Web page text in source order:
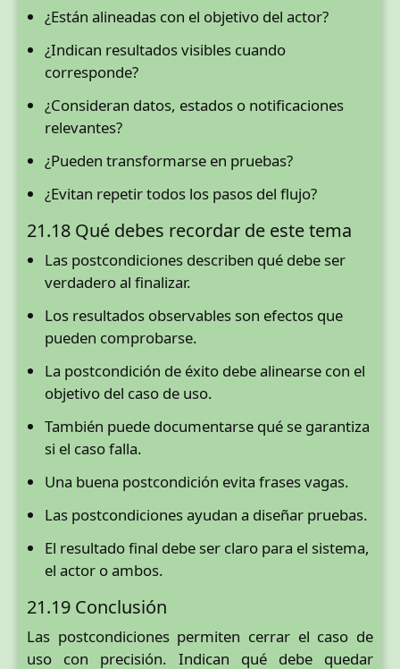
¿Están alineadas con el objetivo del actor?
¿Indican resultados visibles cuando
corresponde?
¿Consideran datos, estados o notificaciones
relevantes?
¿Pueden transformarse en pruebas?
¿Evitan repetir todos los pasos del flujo?
21.18 Qué debes recordar de este tema
Las postcondiciones describen qué debe ser
verdadero al finalizar.
Los resultados observables son efectos que
pueden comprobarse.
La postcondición de éxito debe alinearse con el
objetivo del caso de uso.
También puede documentarse qué se garantiza
si el caso falla.
Una buena postcondición evita frases vagas.
Las postcondiciones ayudan a diseñar pruebas.
El resultado final debe ser claro para el sistema,
el actor o ambos.
21.19 Conclusión
Las postcondiciones permiten cerrar el caso de
uso con precisión. Indican qué debe quedar